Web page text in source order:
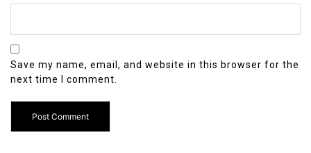
Save my name, email, and website in this browser for the
next time I comment.